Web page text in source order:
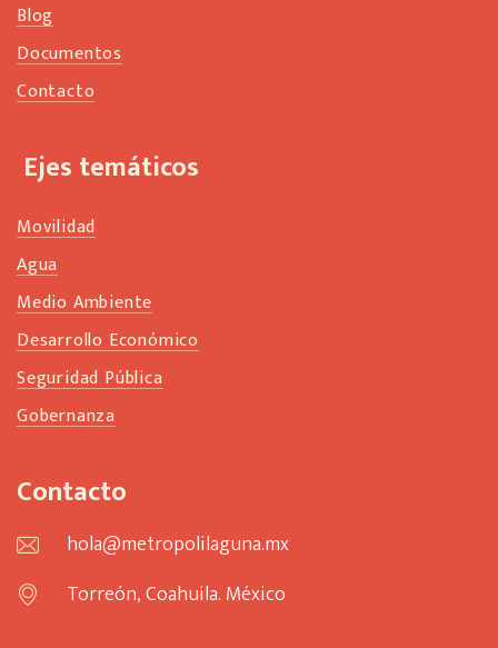
Blog
Documentos
Contacto
Ejes temáticos
Movilidad
Agua
Medio Ambiente
Desarrollo Económico
Seguridad Pública
Gobernanza
Contacto
hola@metropolilaguna.mx
Torreón, Coahuila. México